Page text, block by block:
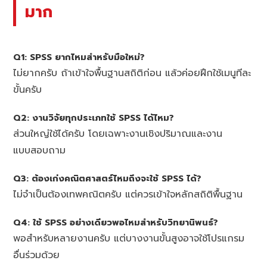
มาก
Q1: SPSS ยากไหมสำหรับมือใหม่?
ไม่ยากครับ ถ้าเข้าใจพื้นฐานสถิติก่อน แล้วค่อยฝึกใช้เมนูทีละ
ขั้นครับ
Q2: งานวิจัยทุกประเภทใช้ SPSS ได้ไหม?
ส่วนใหญ่ใช้ได้ครับ โดยเฉพาะงานเชิงปริมาณและงาน
แบบสอบถาม
Q3: ต้องเก่งคณิตศาสตร์ไหมถึงจะใช้ SPSS ได้?
ไม่จำเป็นต้องเทพคณิตครับ แต่ควรเข้าใจหลักสถิติพื้นฐาน
Q4: ใช้ SPSS อย่างเดียวพอไหมสำหรับวิทยานิพนธ์?
พอสำหรับหลายงานครับ แต่บางงานขั้นสูงอาจใช้โปรแกรม
อื่นร่วมด้วย